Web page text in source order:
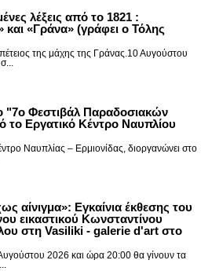
λέξεις από το 1821 :
και «Γράνα» (γράφει ο Τόλης
της μάχης της Γράνας.10 Αυγούστου
"7ο Φεστιβάλ Παραδοσιακών
Εργατικό Κέντρο Ναυπλίου
Ναυπλίας – Ερμιονίδας, διοργανώνει στο
αίνιγμα»: Εγκαίνια έκθεσης του
εικαστικού Κωνσταντίνου
στη Vasiliki - galerie d'art στο
2026 και ώρα 20:00 θα γίνουν τα